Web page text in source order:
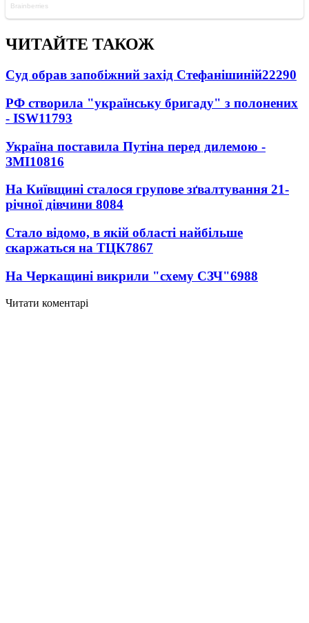
ЧИТАЙТЕ ТАКОЖ
Суд обрав запобіжний захід Стефанішиній22290
РФ створила "українську бригаду" з полонених
- ISW11793
Україна поставила Путіна перед дилемою -
ЗМІ10816
На Київщині сталося групове зґвалтування 21-
річної дівчини 8084
Стало відомо, в якій області найбільше
скаржаться на ТЦК7867
На Черкащині викрили "схему СЗЧ"6988
Читати коментарі